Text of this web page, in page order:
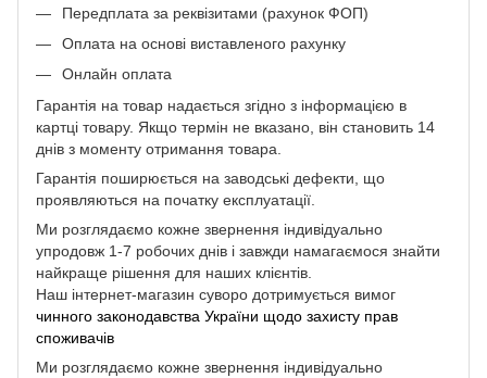
Передплата за реквізитами (рахунок ФОП)
Оплата на основі виставленого рахунку
Онлайн оплата
Гарантія на товар надається згідно з інформацією в
картці товару. Якщо термін не вказано, він становить 14
днів з моменту отримання товара.
Гарантія поширюється на заводські дефекти, що
проявляються на початку експлуатації.
Ми розглядаємо кожне звернення індивідуально
упродовж 1-7 робочих днів і завжди намагаємося знайти
найкраще рішення для наших клієнтів.
Наш інтернет-магазин суворо дотримується вимог
чинного законодавства України щодо захисту прав
споживачів
Ми розглядаємо кожне звернення індивідуально